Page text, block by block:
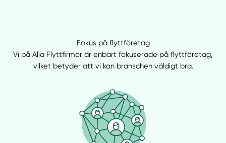
Fokus på flyttföretag
Vi på Alla Flyttfirmor är enbart fokuserade på flyttföretag,
vilket betyder att vi kan branschen väldigt bra.